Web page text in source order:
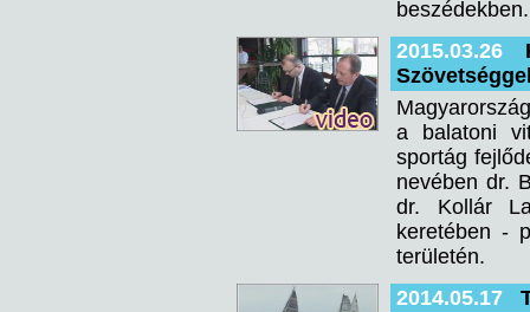
beszédekben.
2015.03.26
a balatoni
sportág
nevében dr.
dr. Kollár
keretében -
területén.
2014.05.17